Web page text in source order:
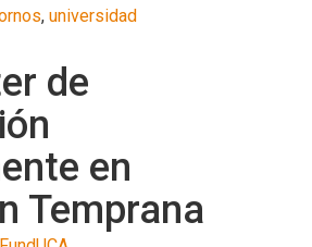
,universidad
de
en
Temprana